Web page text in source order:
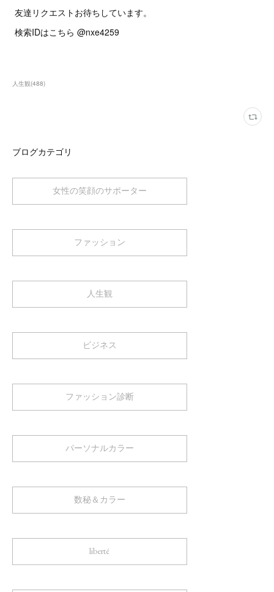
友達リクエストお待ちしています。
検索IDはこちら @nxe4259
人生観(488)
ブログカテゴリ
女性の笑顔のサポーター
ファッション
人生観
ビジネス
ファッション診断
パーソナルカラー
数秘＆カラー
liberté